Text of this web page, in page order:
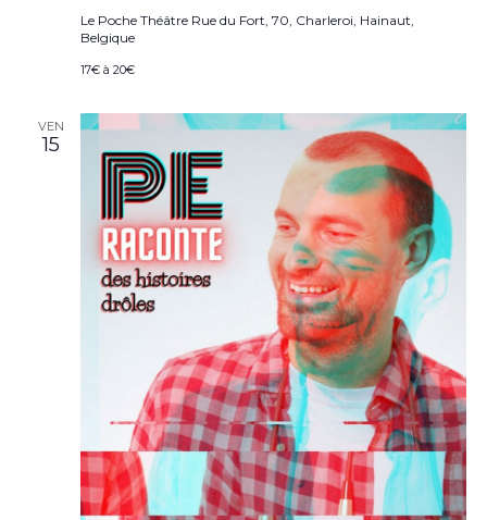
Le Poche Théâtre Rue du Fort, 70, Charleroi, Hainaut,
Belgique
17€ à 20€
VEN
15